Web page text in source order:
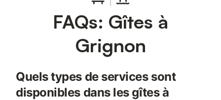
l'appartement est strictement non-fumeurs. L'emplacement est
bien desservi, avec une gare et des transports en commun à
moins de 2,5 km. Les amateurs de ski trouveront une piste à 6
services locaux tels que Ract Et Fils sont à seulement 100 m, et
d'autres commerces comme Aldi et une boulangerie se situent
FAQs: Gîtes à
Grignon
Quels types de services sont
disponibles dans les gîtes à